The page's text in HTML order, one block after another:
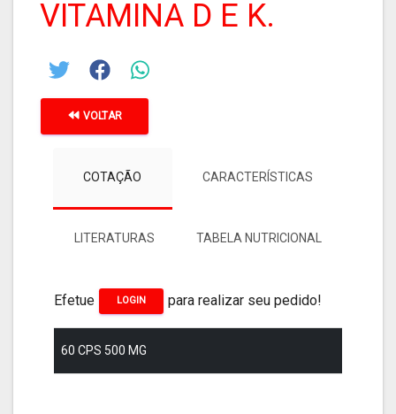
VITAMINA D E K.
VOLTAR
COTAÇÃO CARACTERÍSTICAS
LITERATURAS TABELA NUTRICIONAL
Efetue LOGIN para realizar seu pedido!
60 CPS 500 MG